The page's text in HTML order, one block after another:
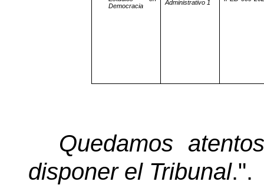
Democracia
Administrativo 1
Quedamos
disponer el Tribunal.".